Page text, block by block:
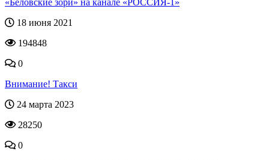
«Беловские зори» на канале «РОССИЯ-1»
18 июня 2021
194848
0
Внимание! Такси
24 марта 2023
28250
0